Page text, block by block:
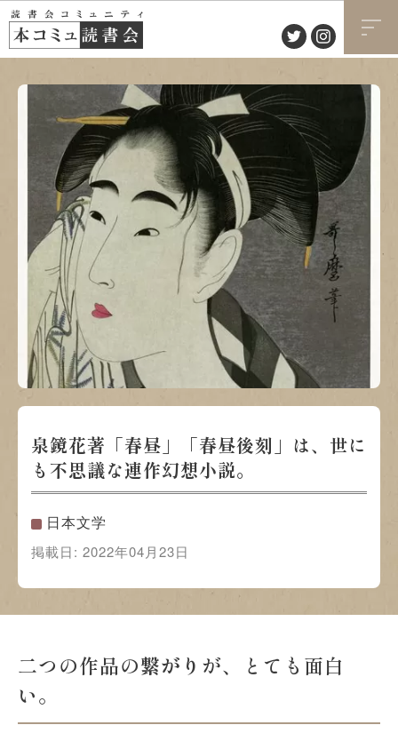
泉鏡花著「春昼」「春昼後刻」は、世に
も不思議な連作幻想小説。
日本文学
掲載日: 2022年04月23日
二つの作品の繋がり が、とても面白
い。